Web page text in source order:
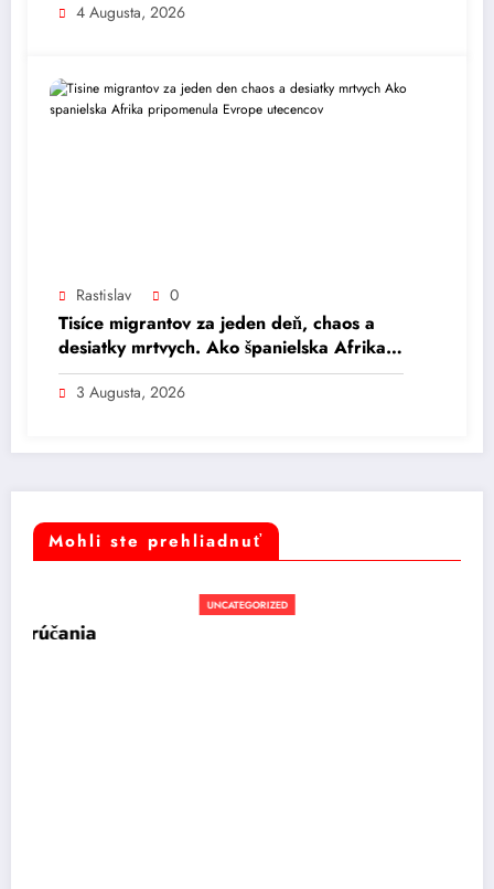
4 Augusta, 2026
Rastislav 0
Tisíce migrantov za jeden deň, chaos a
desiatky mrtvych. Ako španielska Afrika
pripomenula Európe utečencov.
3 Augusta, 2026
Mohli ste prehliadnuť
Počasie na pondelok: Dážď, silný vietor a